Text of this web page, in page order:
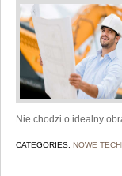
Nie chodzi o idealny
CATEGORIES: NOWE